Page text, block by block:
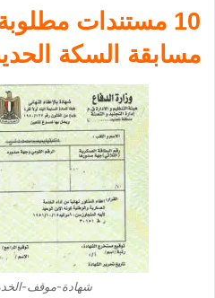
10 مستندات
مسابقة السكة الحديد
شهادة-موقف-